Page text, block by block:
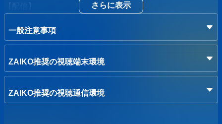
【配信】
視聴チケット：2,000円
※アーカイブは12/4 23:59までご覧いただけます。
[券売情報]
▼当ライブでは、「マスク着用必須」とさせていただきま
す。
さらに表示
一般注意事項
ZAIKO推奨の視聴端末環境
ZAIKO推奨の視聴通信環境